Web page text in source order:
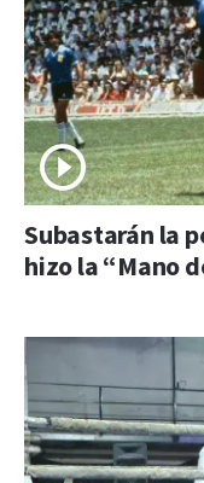
Subastarán la
hizo la “Mano